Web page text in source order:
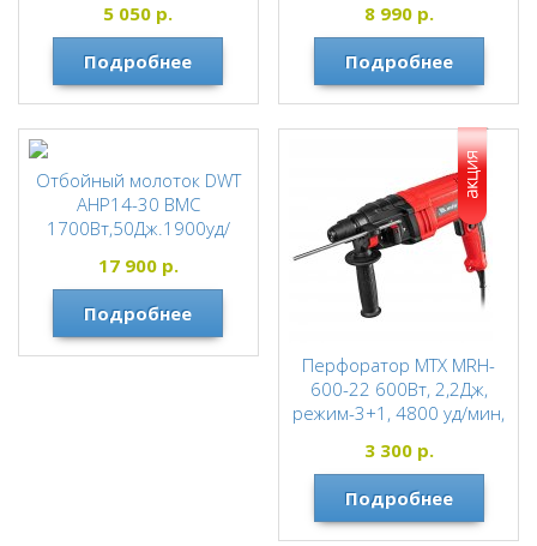
уфта,морозостойкий
кабель2,8кг. (кейс)
DWT
5 050 р.
Подробнее
а,антивибрац.система,м
орозостойкий
кабель,5,4кг. (кейс)
DWT
8 990р.
Подробнее
Отбойный молоток DWT
AHP14-30 BMC
1700Вт,50Дж.1900уд/
а,морозостойкий кабель,
14,5кг. (кейс)
DWT
17 900р.
Подробнее
Перфоратор MTX MRH-
600-22 600Вт, 2,2Дж,
режим-3+1, 4800 уд/мин,
металл-13мм,
бетон-22мм,
дерево-30мм 2,8 кг
(КОРОБКА)
3 300р.
Подробнее